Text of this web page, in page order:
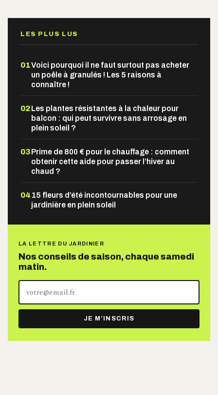
LES PLUS LUS
01Voici pourquoi il ne faut surtout pas acheter
un poêle à granulés ! Les 5 raisons à
connaître !
02Les plantes résistantes à la chaleur pour
balcon : qui peut survivre sans arrosage en
plein soleil ?
03Prime de 800 € pour le chauffage : comment
obtenir cette aide pour passer l’hiver au
chaud ?
04 15 fleurs d’été incontournables pour une
jardinière en plein soleil
LA LETTRE DU JARDINIER
Nos conseils de saison, chaque samedi
matin.
adresse
e-
mail
JE M’INSCRIS